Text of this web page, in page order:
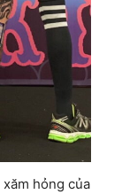
hỏng của